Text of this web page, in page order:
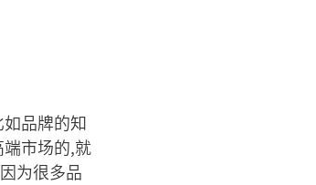
品牌的知
市场的,就
为很多品